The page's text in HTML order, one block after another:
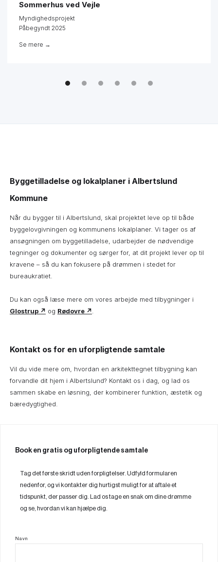
Sommerhus ved Vejle
Myndighedsprojekt
Påbegyndt 2025
Se mere →
Byggetilladelse og lokalplaner i Albertslund
Kommune
Når du bygger til i Albertslund, skal projektet leve op til både
byggelovgivningen og kommunens lokalplaner. Vi tager os af
ansøgningen om byggetilladelse, udarbejder de nødvendige
tegninger og dokumenter og sørger for, at dit projekt lever op til
kravene – så du kan fokusere på drømmen i stedet for
bureaukratiet.
Du kan også læse mere om vores arbejde med tilbygninger i
Glostrup ↗ og Rødovre ↗.
Kontakt os for en uforpligtende samtale
Vil du vide mere om, hvordan en arkitekttegnet tilbygning kan
forvandle dit hjem i Albertslund? Kontakt os i dag, og lad os
sammen skabe en løsning, der kombinerer funktion, æstetik og
bæredygtighed.
Book en gratis og uforpligtende samtale
Tag det første skridt uden forpligtelser. Udfyld formularen
nedenfor, og vi kontakter dig hurtigst muligt for at aftale et
tidspunkt, der passer dig. Lad os tage en snak om dine drømme
og se, hvordan vi kan hjælpe dig.
Navn